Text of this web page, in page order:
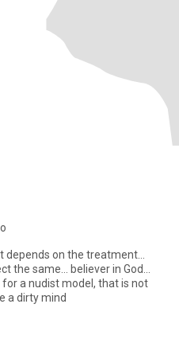
depends on the treatment...
the same... believer in God...
a nudist model, that is not
a dirty mind